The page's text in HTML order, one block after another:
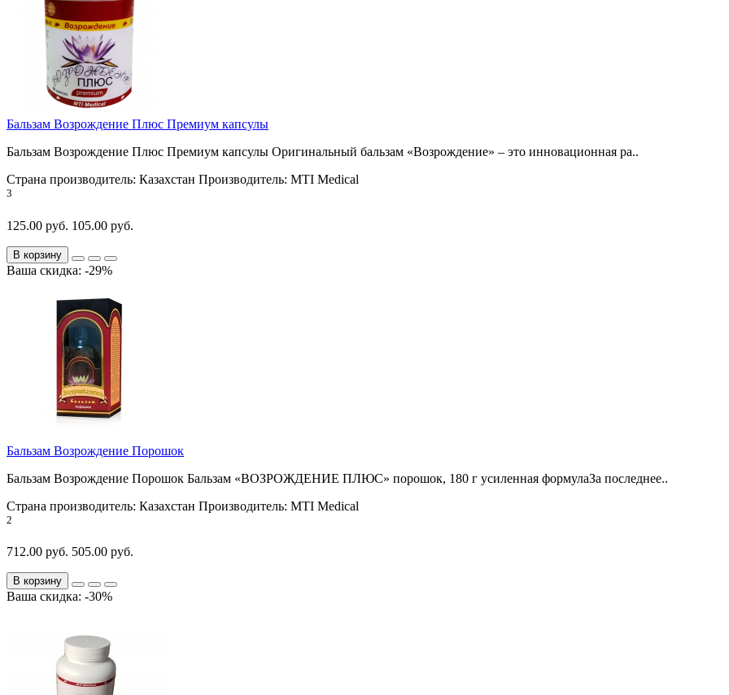
Бальзам Возрождение Плюс Премиум капсулы
Бальзам Возрождение Плюс Премиум капсулы Оригинальный бальзам «Возрождение» – это инновационная ра..
Страна производитель: Казахстан Производитель: MTI Medical
3
125.00 руб. 105.00 руб.
В корзину
Ваша скидка: -29%
Бальзам Возрождение Порошок
Бальзам Возрождение Порошок Бальзам «ВОЗРОЖДЕНИЕ ПЛЮС» порошок, 180 г усиленная формулаЗа последнее..
Страна производитель: Казахстан Производитель: MTI Medical
2
712.00 руб. 505.00 руб.
В корзину
Ваша скидка: -30%